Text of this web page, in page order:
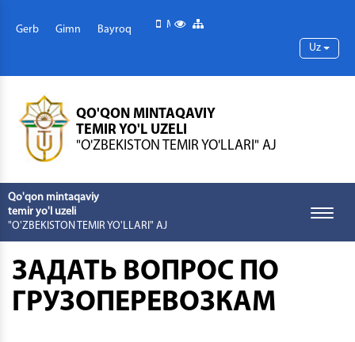
Gerb Gimn Bayroq Mobil versiya
Maxsus imkoniyatlar
Uz
QO'QON MINTAQAVIY
TEMIR YO'L UZELI
"O'ZBEKISTON TEMIR YO'LLARI" AJ
Qo'qon mintaqaviy
temir yo'l uzeli
"O'ZBEKISTON TEMIR YO'LLARI" AJ
Toggle
ЗАДАТЬ ВОПРОС ПО
ГРУЗОПЕРЕВОЗКАМ